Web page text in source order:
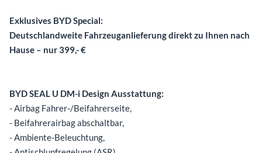
Exklusives BYD Special:
Deutschlandweite Fahrzeuganlieferung direkt zu Ihnen nach
Hause – nur 399,- €
BYD SEAL U DM-i Design Ausstattung:
- Airbag Fahrer-/Beifahrerseite,
- Beifahrerairbag abschaltbar,
- Ambiente-Beleuchtung,